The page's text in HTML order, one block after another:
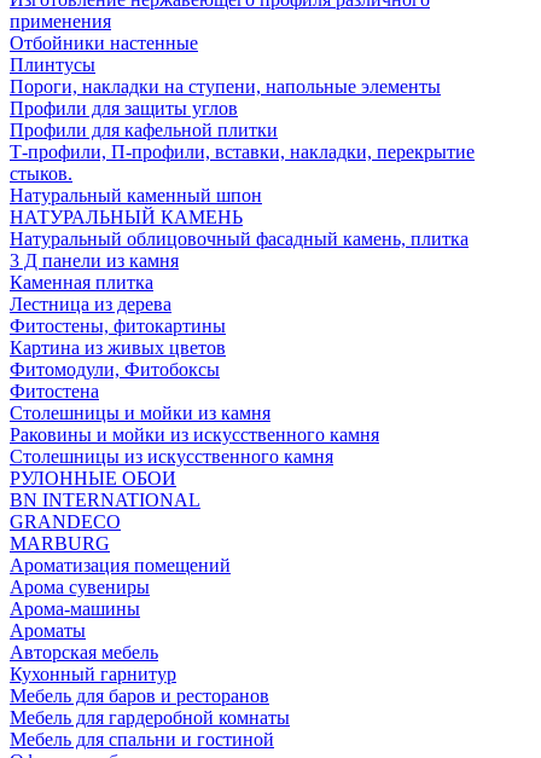
применения
Отбойники настенные
Плинтусы
Пороги, накладки на ступени, напольные элементы
Профили для защиты углов
Профили для кафельной плитки
Т-профили, П-профили, вставки, накладки, перекрытие
стыков.
Натуральный каменный шпон
НАТУРАЛЬНЫЙ КАМЕНЬ
Натуральный облицовочный фасадный камень, плитка
3 Д панели из камня
Каменная плитка
Лестница из дерева
Фитостены, фитокартины
Картина из живых цветов
Фитомодули, Фитобоксы
Фитостена
Столешницы и мойки из камня
Раковины и мойки из искусственного камня
Столешницы из искусственного камня
РУЛОННЫЕ ОБОИ
BN INTERNATIONAL
GRANDECO
MARBURG
Ароматизация помещений
Арома сувениры
Арома-машины
Ароматы
Авторская мебель
Кухонный гарнитур
Мебель для баров и ресторанов
Мебель для гардеробной комнаты
Мебель для спальни и гостиной